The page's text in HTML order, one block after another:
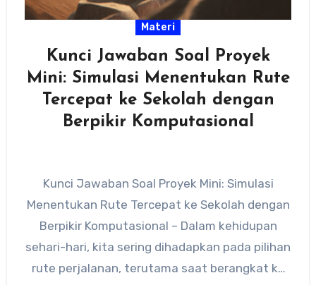
Materi
Kunci Jawaban Soal Proyek
Mini: Simulasi Menentukan Rute
Tercepat ke Sekolah dengan
Berpikir Komputasional
Kunci Jawaban Soal Proyek Mini: Simulasi
Menentukan Rute Tercepat ke Sekolah dengan
Berpikir Komputasional – Dalam kehidupan
sehari-hari, kita sering dihadapkan pada pilihan
rute perjalanan, terutama saat berangkat ke